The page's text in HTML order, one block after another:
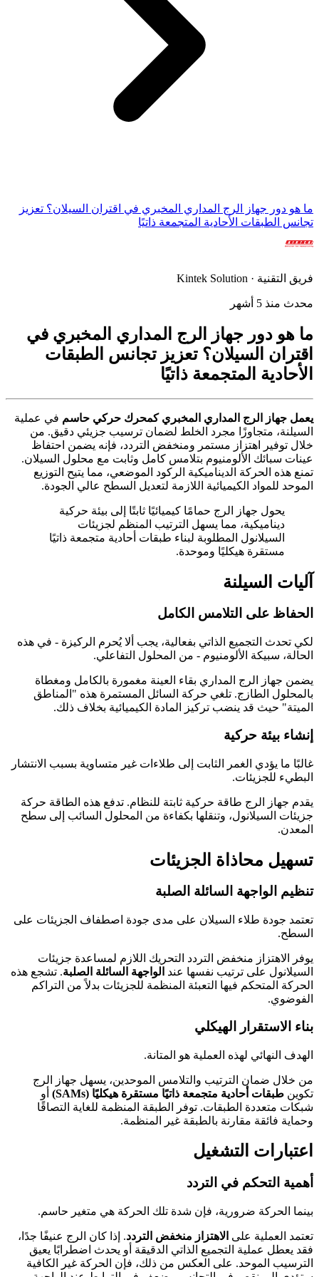
ما هو دور جهاز الرج المداري المخبري في اقتران السيلان؟ تعزيز
تجانس الطبقات الأحادية المتجمعة ذاتيًا
فريق التقنية · Kintek Solution
محدث منذ 5 أشهر
ما هو دور جهاز الرج المداري المخبري في
اقتران السيلان؟ تعزيز تجانس الطبقات
الأحادية المتجمعة ذاتيًا
يعمل جهاز الرج المداري المخبري كمحرك حركي حاسم في عملية
السيلنة، متجاوزًا مجرد الخلط لضمان ترسيب جزيئي دقيق. من
خلال توفير اهتزاز مستمر ومنخفض التردد، فإنه يضمن احتفاظ
عينات سبائك الألومنيوم بتلامس كامل وثابت مع محلول السيلان.
تمنع هذه الحركة الديناميكية الركود الموضعي، مما يتيح التوزيع
الموحد للمواد الكيميائية اللازمة لتعديل السطح عالي الجودة.
يحول جهاز الرج حمامًا كيميائيًا ثابتًا إلى بيئة حركية
ديناميكية، مما يسهل الترتيب المنظم لجزيئات
السيلانول المطلوبة لبناء طبقات أحادية متجمعة ذاتيًا
مستقرة هيكليًا وموحدة.
آليات السيلنة
الحفاظ على التلامس الكامل
لكي تحدث التجميع الذاتي بفعالية، يجب ألا يُحرم الركيزة - في هذه
الحالة، سبيكة الألومنيوم - من المحلول التفاعلي.
يضمن جهاز الرج المداري بقاء العينة مغمورة بالكامل ومغطاة
بالمحلول الطازج. تلغي حركة السائل المستمرة هذه "المناطق
الميتة" حيث قد ينضب تركيز المادة الكيميائية بخلاف ذلك.
إنشاء بيئة حركية
غالبًا ما يؤدي الغمر الثابت إلى طلاءات غير متساوية بسبب الانتشار
البطيء للجزيئات.
يقدم جهاز الرج طاقة حركية ثابتة للنظام. تدفع هذه الطاقة حركة
جزيئات السيلانول، وتنقلها بكفاءة من المحلول السائب إلى سطح
المعدن.
تسهيل محاذاة الجزيئات
تنظيم الواجهة السائلة الصلبة
تعتمد جودة طلاء السيلان على مدى جودة اصطفاف الجزيئات على
السطح.
يوفر الاهتزاز منخفض التردد التحريك اللازم لمساعدة جزيئات
السيلانول على ترتيب نفسها عند الواجهة السائلة الصلبة. تشجع هذه
الحركة المتحكم فيها التعبئة المنظمة للجزيئات بدلاً من التراكم
الفوضوي.
بناء الاستقرار الهيكلي
الهدف النهائي لهذه العملية هو المتانة.
من خلال ضمان الترتيب والتلامس الموحدين، يسهل جهاز الرج
تكوين طبقات أحادية متجمعة ذاتيًا مستقرة هيكليًا (SAMs)
أو
شبكات متعددة الطبقات. توفر الطبقة المنظمة للغاية التصاقًا
وحماية فائقة مقارنة بالطبقة غير المنظمة.
اعتبارات التشغيل
أهمية التحكم في التردد
بينما الحركة ضرورية، فإن شدة تلك الحركة هي متغير حاسم.
تعتمد العملية على الاهتزاز منخفض التردد. إذا كان الرج عنيفًا جدًا،
فقد يعطل عملية التجميع الذاتي الدقيقة أو يحدث اضطرابًا يعيق
الترسيب الموحد. على العكس من ذلك، فإن الحركة غير الكافية